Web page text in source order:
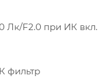
Лк/F2.0 при ИК вкл.
фильтр